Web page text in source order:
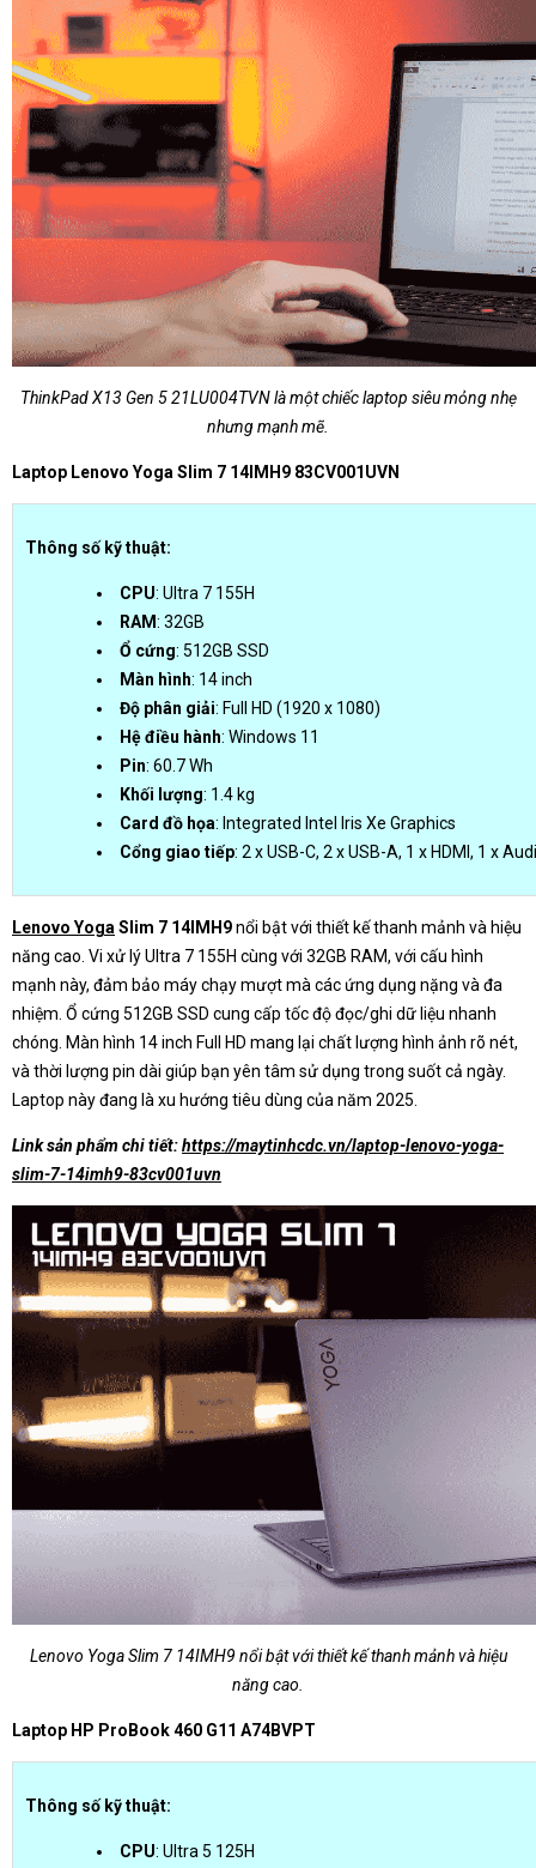
ThinkPad X13 Gen 5 21LU004TVN là một chiếc laptop siêu mỏng nhẹ
nhưng mạnh mẽ.
Laptop Lenovo Yoga Slim 7 14IMH9 83CV001UVN
Thông số kỹ thuật:
CPU: Ultra 7 155H
RAM: 32GB
Ổ cứng: 512GB SSD
Màn hình: 14 inch
Độ phân giải: Full HD (1920 x 1080)
Hệ điều hành: Windows 11
Pin: 60.7 Wh
Khối lượng: 1.4 kg
Card đồ họa: Integrated Intel Iris Xe Graphics
Cổng giao tiếp: 2 x USB-C, 2 x USB-A, 1 x HDMI, 1 x
Lenovo Yoga Slim 7 14IMH9nổi bật với thiết kế thanh mảnh và hiệu
năng cao. Vi xử lý Ultra 7 155H cùng với 32GB RAM, với cấu hình
mạnh này, đảm bảo máy chạy mượt mà các ứng dụng nặng và đa
nhiệm. Ổ cứng 512GB SSD cung cấp tốc độ đọc/ghi dữ liệu nhanh
chóng. Màn hình 14 inch Full HD mang lại chất lượng hình ảnh rõ nét,
và thời lượng pin dài giúp bạn yên tâm sử dụng trong suốt cả ngày.
Laptop này đang là xu hướng tiêu dùng của năm 2025.
Link sản phẩm chi tiết:https://maytinhcdc.vn/laptop-lenovo-yoga-
slim-7-14imh9-83cv001uvn
Lenovo Yoga Slim 7 14IMH9 nổi bật với thiết kế thanh mảnh và hiệu
năng cao.
Laptop HP ProBook 460 G11 A74BVPT
Thông số kỹ thuật:
CPU: Ultra 5 125H